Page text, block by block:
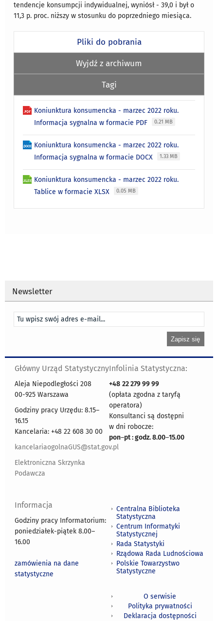
tendencje konsumpcji indywidualnej, wyniósł - 39,0 i był o
11,3 p. proc. niższy w stosunku do poprzedniego miesiąca.
Pliki do pobrania
Wyjdź z archiwum
Tagi
Koniunktura konsumencka - marzec 2022 roku.
Informacja sygnalna w formacie PDF
0.21 MB
Koniunktura konsumencka - marzec 2022 roku.
Informacja sygnalna w formacie DOCX
1.33 MB
Koniunktura konsumencka - marzec 2022 roku.
Tablice w formacie XLSX
0.05 MB
Newsletter
Główny Urząd Statystyczny
Aleja Niepodległości 208
00-925 Warszawa
Godziny pracy Urzędu: 8.15–
16.15
Kancelaria: +48 22 608 30 00
kancelariaogolnaGUS@stat.gov.pl
Elektroniczna Skrzynka
Podawcza
Infolinia Statystyczna:
+48 22 279 99 99
(opłata zgodna z taryfą
operatora)
Konsultanci są dostępni
w dni robocze:
pon–pt : godz. 8.00–15.00
Informacja
Godziny pracy Informatorium:
poniedziałek-piątek 8.00–
16.00
zamówienia na dane
statystyczne
Centralna Biblioteka
Statystyczna
Centrum Informatyki
Statystycznej
Rada Statystyki
Rządowa Rada Ludnościowa
Polskie Towarzystwo
Statystyczne
O serwisie
Polityka prywatności
Deklaracja dostępności